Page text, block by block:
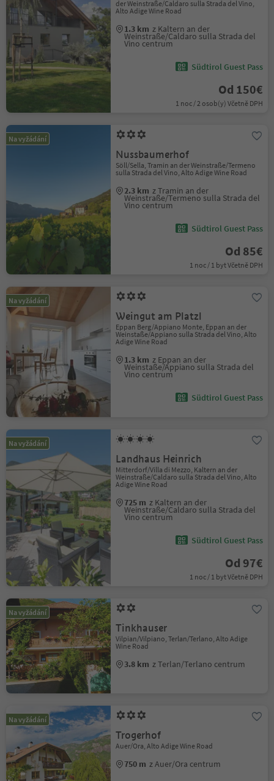
der Weinstraße/Caldaro sulla Strada del Vino,
Alto Adige Wine Road
1.3 km z Kaltern an der
Weinstraße/Caldaro sulla Strada del
Vino centrum
Südtirol Guest Pass
Od 150€
1 noc / 2 osob(y) Včetně DPH
Na vyžádání
Nussbaumerhof
Söll/Sella, Tramin an der Weinstraße/Termeno
sulla Strada del Vino, Alto Adige Wine Road
2.3 km z Tramin an der
Weinstraße/Termeno sulla Strada del
Vino centrum
Südtirol Guest Pass
Od 85€
1 noc / 1 byt Včetně DPH
Na vyžádání
Weingut am Platzl
Eppan Berg/Appiano Monte, Eppan an der
Weinstaße/Appiano sulla Strada del Vino, Alto
Adige Wine Road
1.3 km z Eppan an der
Weinstaße/Appiano sulla Strada del
Vino centrum
Südtirol Guest Pass
Na vyžádání
Landhaus Heinrich
Mitterdorf/Villa di Mezzo, Kaltern an der
Weinstraße/Caldaro sulla Strada del Vino, Alto
Adige Wine Road
725 m z Kaltern an der
Weinstraße/Caldaro sulla Strada del
Vino centrum
Südtirol Guest Pass
Od 97€
1 noc / 1 byt Včetně DPH
Na vyžádání
Tinkhauser
Vilpian/Vilpiano, Terlan/Terlano, Alto Adige
Wine Road
3.8 km z Terlan/Terlano centrum
Na vyžádání
Trogerhof
Auer/Ora, Alto Adige Wine Road
750 m z Auer/Ora centrum